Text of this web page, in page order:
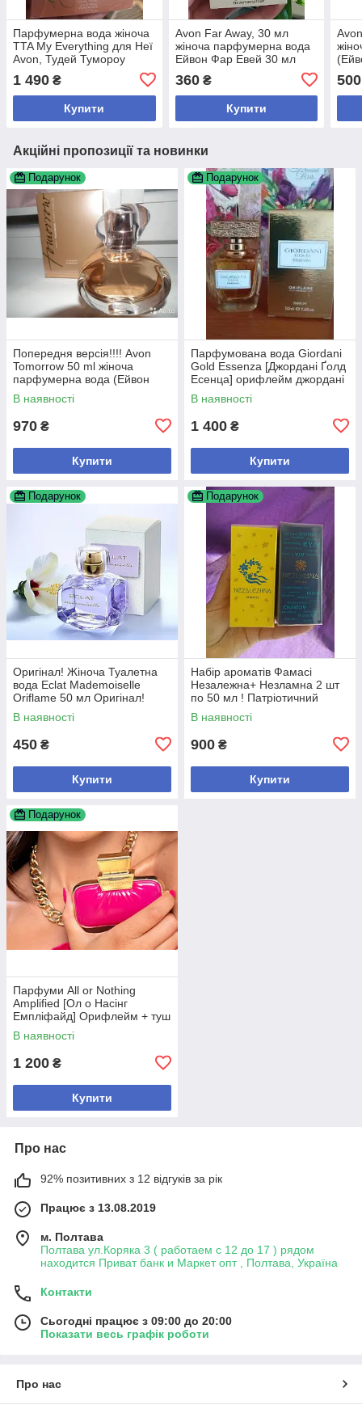
Парфумерна вода жіноча
TTA My Everything для Неї
Avon, Тудей Тумороу
Еврісинг Ейвон, Ейвон 10
мл
1 490 ₴
Купити
Avon Far Away, 30 мл
жіноча парфумерна вода
Ейвон Фар Евей 30 мл
360₴
Купити
500
Акційні пропозиції та новинки
Подарунок
Попередня версія!!!! Avon
Tomorrow 50 ml жіноча
парфумерна вода (Ейвон
Туморов) Оригінал!
В наявності
970 ₴
Купити
Подарунок
Парфумована вода Giordani
Gold Essenza [Джордані Ґолд
Есенца] орифлейм джордані
есенса Оригинал 50мл
В наявності
1 400 ₴
Купити
Подарунок
Оригінал! Жіноча Туалетна
вода Eclat Mademoiselle
Oriflame 50 мл Оригінал!
В наявності
450 ₴
Купити
Подарунок
Набір ароматів Фамасі
Незалежна+ Незламна 2 шт
по 50 мл ! Патріотичний
дизайн! Новинка!+ туш у
подарунок
В наявності
900 ₴
Купити
Подарунок
Парфуми All or Nothing
Amplified [Ол о Насінг
Емпліфайд] Орифлейм + туш
в подарок
В наявності
1 200 ₴
Купити
Про нас
92% позитивних з 12 відгуків за рік
Працює з 13.08.2019
м. Полтава
Полтава ул.Коряка 3 ( работаем с 12 до 17 ) рядом
находится Приват банк и Маркет опт , Полтава, Україна
Контакти
Сьогодні працює з 09:00 до 20:00
Показати весь графік роботи
Про нас